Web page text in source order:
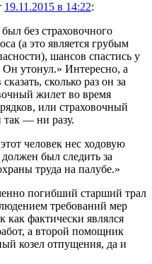
19.11.2015 в 14:22:
без страховочного
(а это является грубым
шансов спастись у
утонул.» Интересно, а
сколько раз он за
жилет во время
или страховочный
так — ни разу.
человек нес ходовую
был следить за
труда на палубе.»
погибший старший трал
требований мер
как фактически являлся
а второй помощник
козел отпущения, да и